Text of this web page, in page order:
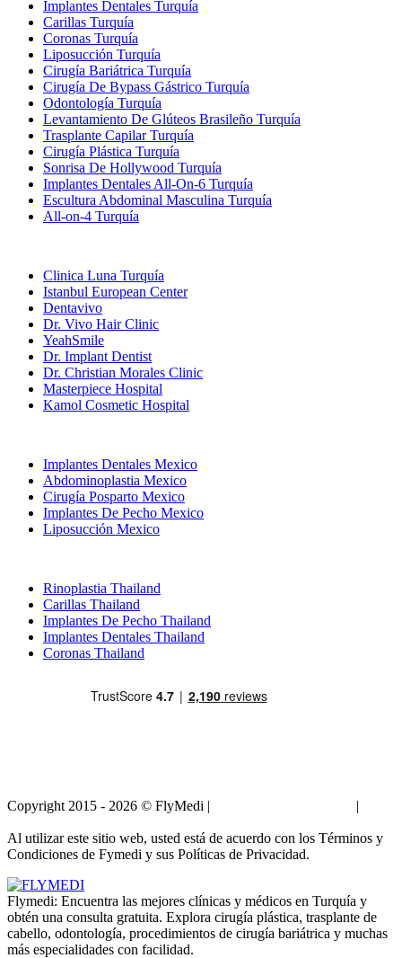
Implantes Dentales Turquía
Carillas Turquía
Coronas Turquía
Liposucción Turquía
Cirugía Bariátrica Turquía
Cirugía De Bypass Gástrico Turquía
Odontología Turquía
Levantamiento De Glúteos Brasileño Turquía
Trasplante Capilar Turquía
Cirugía Plástica Turquía
Sonrisa De Hollywood Turquía
Implantes Dentales All-On-6 Turquía
Escultura Abdominal Masculina Turquía
All-on-4 Turquía
Clinica Luna Turquía
Istanbul European Center
Dentavivo
Dr. Vivo Hair Clinic
YeahSmile
Dr. Implant Dentist
Dr. Christian Morales Clinic
Masterpiece Hospital
Kamol Cosmetic Hospital
Implantes Dentales Mexico
Abdominoplastia Mexico
Cirugía Posparto Mexico
Implantes De Pecho Mexico
Liposucción Mexico
Rinoplastia Thailand
Carillas Thailand
Implantes De Pecho Thailand
Implantes Dentales Thailand
Coronas Thailand
Copyright 2015 - 2026 © FlyMedi |
|
Al utilizar este sitio web, usted está de acuerdo con los Términos y
Condiciones de Fymedi y sus Políticas de Privacidad.
Flymedi: Encuentra las mejores clínicas y médicos en Turquía y
obtén una consulta gratuita. Explora cirugía plástica, trasplante de
cabello, odontología, procedimientos de cirugía bariátrica y muchas
más especialidades con facilidad.